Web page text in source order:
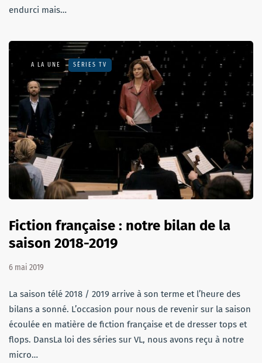
endurci mais…
A LA UNE SÉRIES TV
Fiction française : notre bilan de la
saison 2018-2019
6 mai 2019
La saison télé 2018 / 2019 arrive à son terme et l’heure des
bilans a sonné. L’occasion pour nous de revenir sur la saison
écoulée en matière de fiction française et de dresser tops et
flops. DansLa loi des séries sur VL, nous avons reçu à notre
micro…